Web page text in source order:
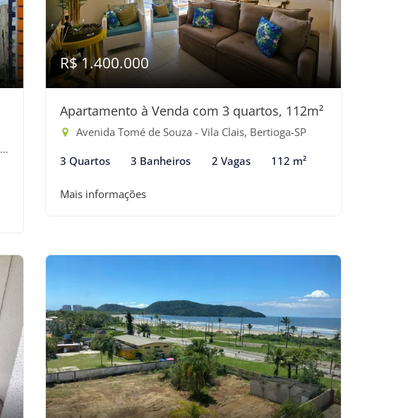
R$ 1.400.000
Apartamento à Venda com 3 quartos, 112m²
Avenida Tomé de Souza - Vila Clais, Bertioga-SP
3 Quartos 3 Banheiros 2 Vagas 112 m²
Mais informações